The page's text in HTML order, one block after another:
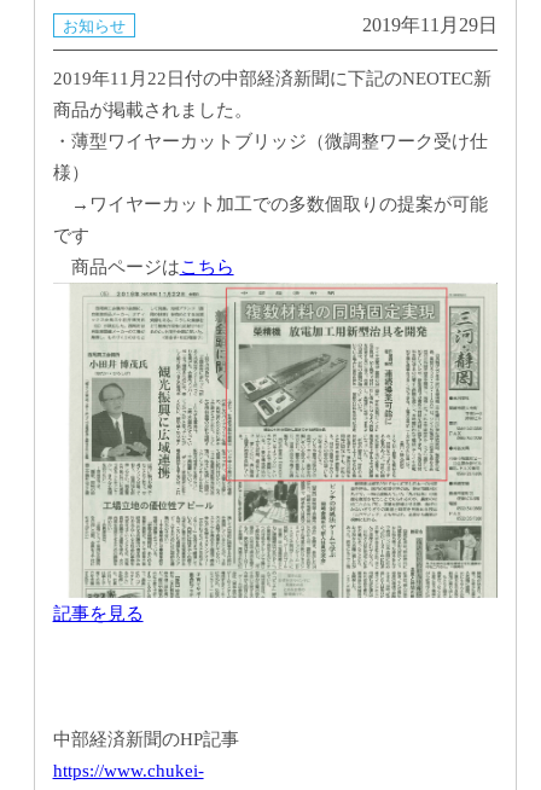
お知らせ 2019年11月29日
2019年11月22日付の中部経済新聞に下記のNEOTEC新
商品が掲載されました。
・薄型ワイヤーカットブリッジ（微調整ワーク受け仕
様）
→ワイヤーカット加工での多数個取りの提案が可能
です
商品ページはこちら
記事を見る
中部経済新聞のHP記事
https://www.chukei-